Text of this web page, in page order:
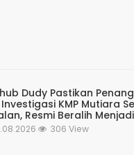
Dudy Pastikan
KMP Mutiara
Resmi Beralih
Kesiapsiagaan
306 View